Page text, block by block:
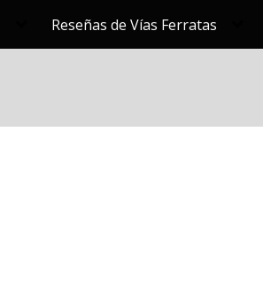
Reseñas de Vías Ferratas